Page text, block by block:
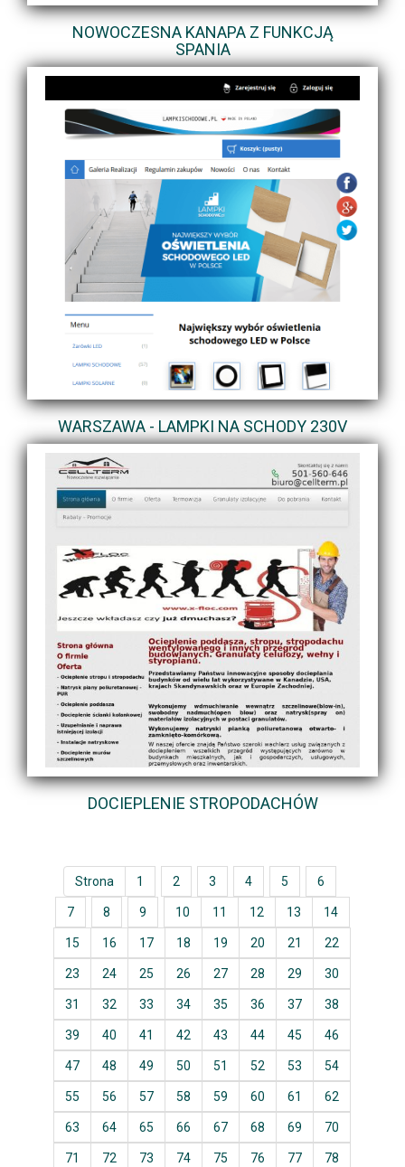
NOWOCZESNA KANAPA Z FUNKCJĄ
SPANIA
WARSZAWA - LAMPKI NA SCHODY 230V
DOCIEPLENIE STROPODACHÓW
Strona 1 2 3 4 5 6
7 8 9 10 11 12 13 14
15 16 17 18 19 20 21 22
23 24 25 26 27 28 29 30
31 32 33 34 35 36 37 38
39 40 41 42 43 44 45 46
47 48 49 50 51 52 53 54
55 56 57 58 59 60 61 62
63 64 65 66 67 68 69 70
71 72 73 74 75 76 77 78